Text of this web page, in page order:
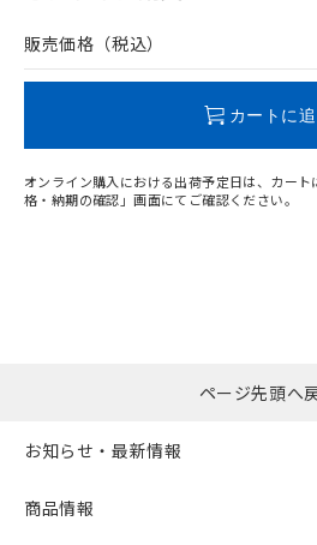
問い合わせください。
販売価格（税込）
カートに
オンライン購入における出荷予定日は、カー
格・納期の確認」画面にてご確認ください。
ページ先頭へ
お知らせ・最新情報
商品情報